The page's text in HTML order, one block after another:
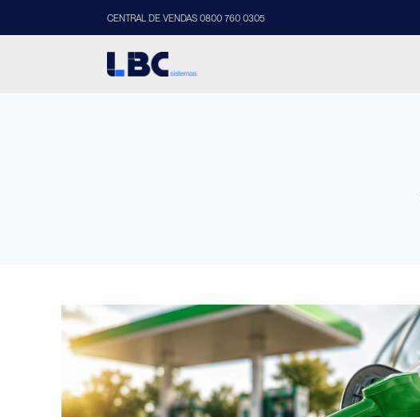
CENTRAL DE VENDAS 0800 760 0305